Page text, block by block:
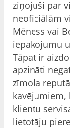
ziņojuši par
neoficiālām
Mēness vai
iepakojumu
Tāpat ir
apzināti
zīmola
klientu
lietotāju